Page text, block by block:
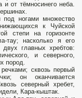
от тёмносинего неба.
под ногами множество
к Чуйской
степи на горизонте
тау; насколько я его
главных хребтов:
и северного,
пород.
сквозь первый
он оканчивается
северный хребет,
Кара-кыштак.